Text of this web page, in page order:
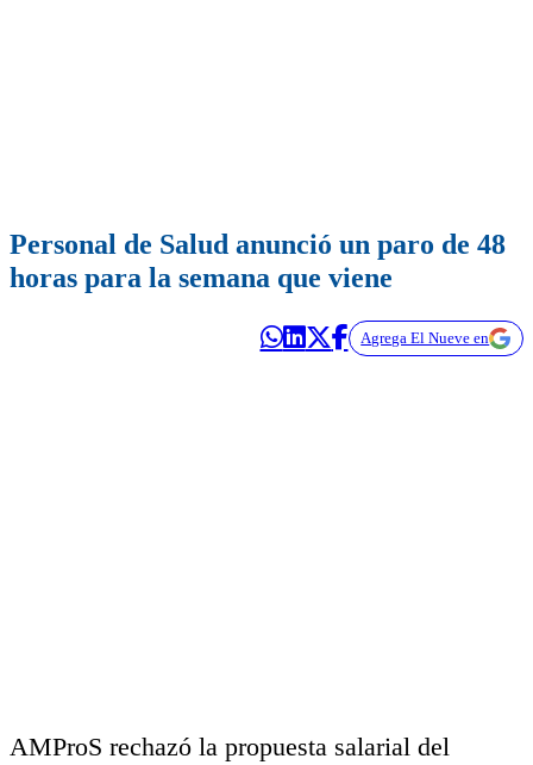
Personal de Salud anunció un paro de 48
horas para la semana que viene
Agrega El Nueve en
AMProS rechazó la propuesta salarial del